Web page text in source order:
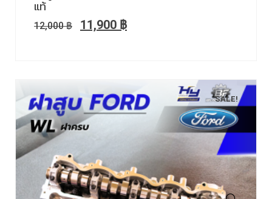
แท้
12,000฿ 11,900 ฿
SALE!